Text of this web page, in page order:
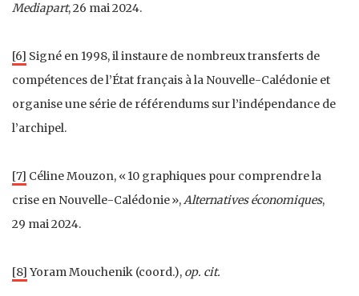
Mediapart, 26 mai 2024.
[6] Signé en 1998, il instaure de nombreux transferts de
compétences de l’État français à la Nouvelle-Calédonie et
organise une série de référendums sur l’indépendance de
l’archipel.
[7] Céline Mouzon, « 10 graphiques pour comprendre la
crise en Nouvelle-Calédonie »,Alternatives économiques,
29 mai 2024.
[8] Yoram Mouchenik (coord.), op. cit.